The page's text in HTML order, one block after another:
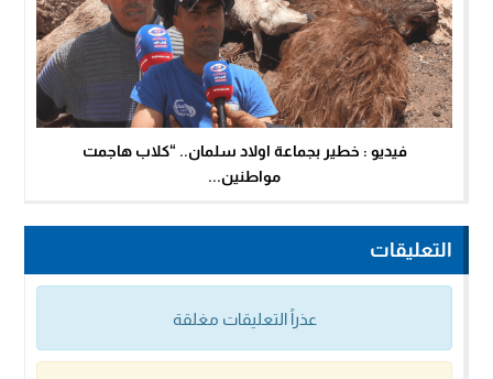
فيديو : خطير بجماعة اولاد سلمان.. “كلاب هاجمت
مواطنين...
التعليقات
عذراً التعليقات مغلقة